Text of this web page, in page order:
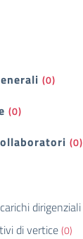
(0)
(0)
(0)
dirigenziali
di vertice(0)